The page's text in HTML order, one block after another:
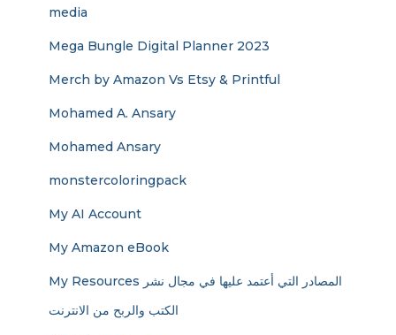
media
Mega Bungle Digital Planner 2023
Merch by Amazon Vs Etsy & Printful
Mohamed A. Ansary
Mohamed Ansary
monstercoloringpack
My AI Account
My Amazon eBook
My Resources المصادر التي أعتمد عليها في مجال نشر
الكتب والربح من الانترنت